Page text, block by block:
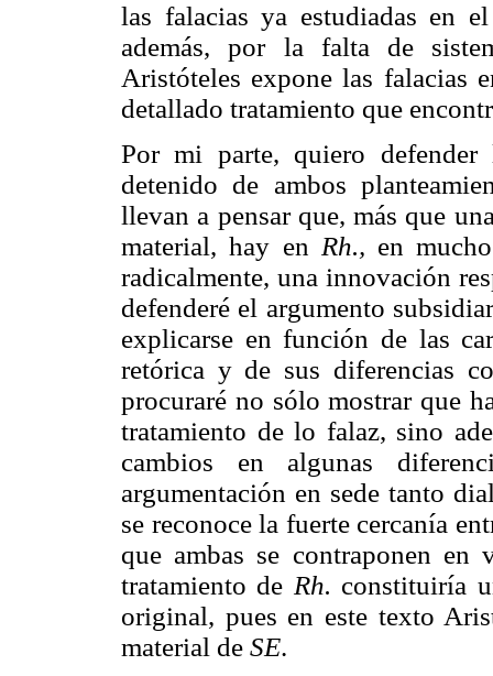
las falacias ya estudiadas en
además, por la falta de
Aristóteles expone las falacias
detallado tratamiento que
Por mi parte, quiero
detenido de ambos
llevan a pensar que, más que
material, hay en Rh., en
radicalmente, una innovación
defenderé el argumento
explicarse en función de las
retórica y de sus diferencias
procuraré no sólo mostrar que
tratamiento de lo falaz, sino
cambios en algunas
argumentación en sede tanto
se reconoce la fuerte cercanía
que ambas se contraponen
tratamiento de Rh. constituiría
original, pues en este texto
material de SE.